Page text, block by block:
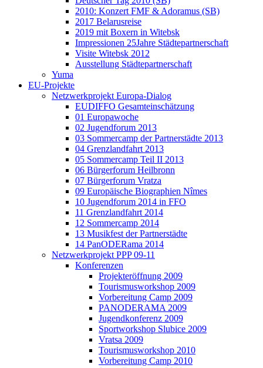
2010: Konzert FMF & Adoramus (SB)
2017 Belarusreise
2019 mit Boxern in Witebsk
Impressionen 25Jahre Städtepartnerschaft
Visite Witebsk 2012
Ausstellung Städtepartnerschaft
Yuma
EU-Projekte
Netzwerkprojekt Europa-Dialog
EUDIFFO Gesamteinschätzung
01 Europawoche
02 Jugendforum 2013
03 Sommercamp der Partnerstädte 2013
04 Grenzlandfahrt 2013
05 Sommercamp Teil II 2013
06 Bürgerforum Heilbronn
07 Bürgerforum Vratza
09 Europäische Biographien Nîmes
10 Jugendforum 2014 in FFO
11 Grenzlandfahrt 2014
12 Sommercamp 2014
13 Musikfest der Partnerstädte
14 PanODERama 2014
Netzwerkprojekt PPP 09-11
Konferenzen
Projekteröffnung 2009
Tourismusworkshop 2009
Vorbereitung Camp 2009
PANODERAMA 2009
Jugendkonferenz 2009
Sportworkshop Slubice 2009
Vratsa 2009
Tourismusworkshop 2010
Vorbereitung Camp 2010